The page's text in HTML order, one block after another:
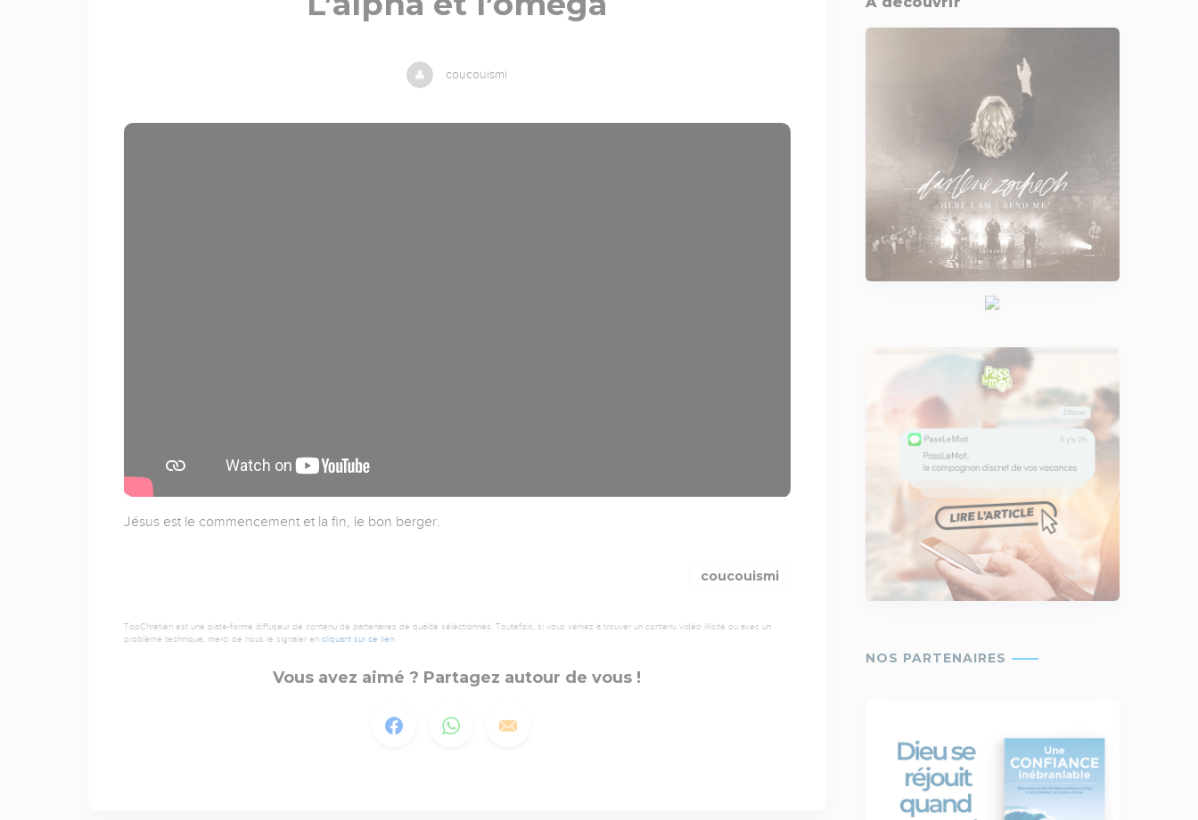
coucouismi
Jésus est le commencement et la fin, le bon berger.
coucouismi
TopChrétien est une plate-forme diffuseur de contenu de partenaires de qualité sélectionnés. Toutefois, si vous veniez à trouver un contenu vidéo illicite ou avec un
problème technique, merci de nous le signaler en cliquant sur ce lien.
Vous avez aimé ? Partagez autour de vous !